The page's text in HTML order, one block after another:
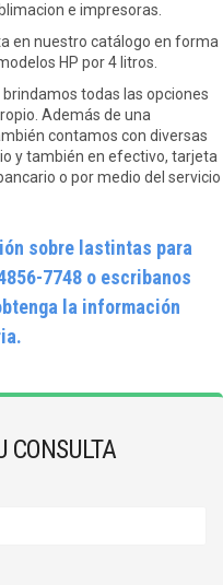
e impresoras.
en nuestro catálogo en forma
HP por 4 litros.
todas las opciones
Además de una
contamos con diversas
y también en efectivo, tarjeta
o por medio del servicio
sobre lastintas para
7748 o escribanos
la información
CONSULTA